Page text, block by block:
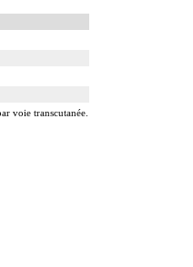
voie transcutanée.